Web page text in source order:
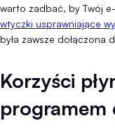
warto zadbać, by Twój
wtyczki usprawniające
była zawsze dołączona
Korzyści
programem